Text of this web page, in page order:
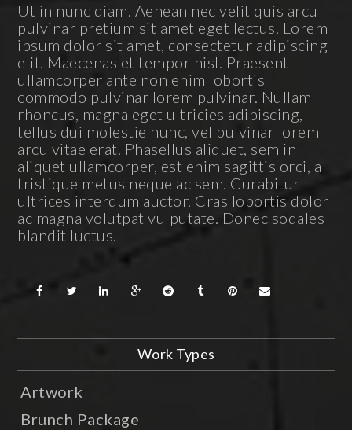
Ut in nunc diam. Aenean nec velit quis arcu
pulvinar pretium sit amet eget lectus. Lorem
ipsum dolor sit amet, consectetur adipiscing
elit. Maecenas et tempor nisl. Praesent
ullamcorper ante non enim lobortis
commodo pulvinar lorem pulvinar. Nullam
rhoncus, magna eget ultricies adipiscing,
tellus dui molestie nunc, vel pulvinar lorem
arcu vitae erat. Phasellus aliquet, sem in
aliquet ullamcorper, est enim sagittis orci, a
tristique metus neque ac sem. Curabitur
ultrices interdum auctor. Cras lobortis dolor
ac magna volutpat vulputate. Donec sodales
blandit luctus.
Work Types
Artwork
Brunch Package